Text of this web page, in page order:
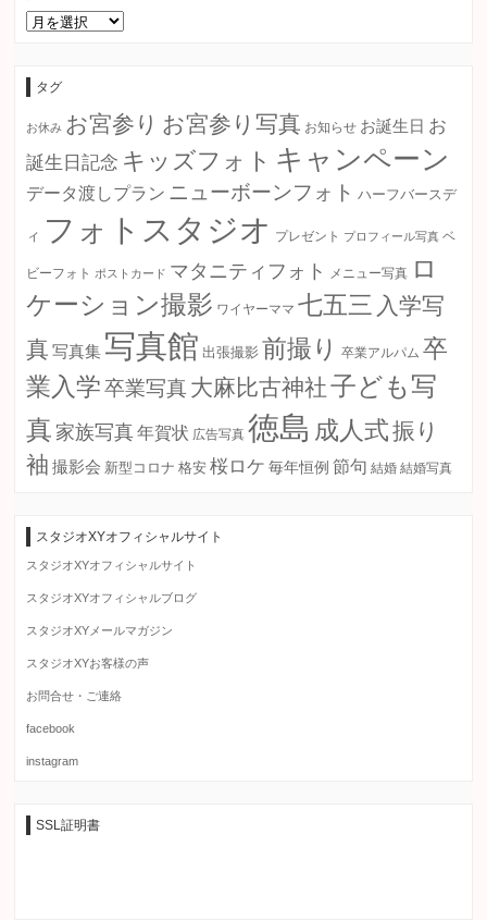
ア
ー
タグ
お休み お宮参り お宮参り写真 お知らせ お誕生日 お
誕生日記念 キッズフォト キャンペーン
データ渡しプラン ニューボーンフォト ハーフバースデ
ィ フォトスタジオ プレゼント プロフィール写真 ベ
ビーフォト ポストカード マタニティフォト メニュー写真 ロ
ケーション撮影 ワイヤーママ 七五三 入学写
真 写真集 写真館 出張撮影 前撮り 卒業アルパム 卒
業入学 卒業写真大麻比古神社子ども写
真 家族写真年賀状 広告写真 徳島 成人式振り
袖 撮影会 新型コロナ 格安 桜ロケ 毎年恒例 節句 結婚 結婚写真
スタジオXYオフィシャルサイト
スタジオXYオフィシャルサイト
スタジオXYオフィシャルブログ
スタジオXYメールマガジン
スタジオXYお客様の声
お問合せ・ご連絡
facebook
instagram
SSL証明書